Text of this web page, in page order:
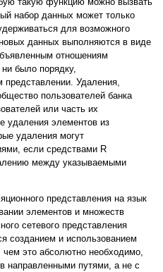
набор данных может только
для возможного
данных выполняются в виде
отношениям
было порядку,
Удаления,
пользователей банка
или часть их
удаления элементов из
удаления могут
если средствами R
между указываемыми
представления на язык
элементов и множеств
сетевого представления
созданием и использованием
это абсолютно необходимо,
направленными путями, а не с